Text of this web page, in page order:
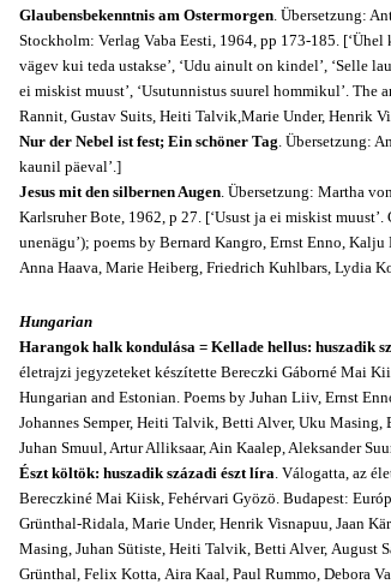
Glaubensbekenntnis am Ostermorgen. Übersetzung:
Stockholm: Verlag Vaba Eesti, 1964, pp 173-185. [‘Ühel
vägev kui teda ustakse’, ‘Udu ainult on kindel’, ‘Selle
ei miskist muust’, ‘Usutunnistus suurel hommikul’. The
Rannit, Gustav Suits, Heiti Talvik,Marie Under, Henrik
Nur der Nebel ist fest; Ein schöner Tag. Übersetzung:
kaunil päeval’.]
Jesus mit den silbernen Augen. Übersetzung: Martha
Karlsruher Bote, 1962, p 27. [‘Usust ja ei miskist muust’.
unenägu’); poems by Bernard Kangro, Ernst Enno,
Anna Haava, Marie Heiberg, Friedrich Kuhlbars, Lydia
Hungarian
Harangok halk kondulása = Kellade hellus: huszadik
életrajzi jegyzeteket készítette Bereczki Gáborné Mai
Hungarian and Estonian. Poems by Juhan Liiv, Ernst
Johannes Semper, Heiti Talvik, Betti Alver, Uku
Juhan Smuul, Artur Alliksaar, Ain Kaalep, Aleksander
Észt költök: huszadik századi észt líra. Válogatta, az
Bereczkiné Mai Kiisk, Fehérvari Gyözö. Budapest:
Grünthal-Ridala, Marie Under, Henrik Visnapuu, Jaan
Masing, Juhan Sütiste, Heiti Talvik, Betti Alver, August
Grünthal, Felix Kotta, Aira Kaal, Paul Rummo, Debora